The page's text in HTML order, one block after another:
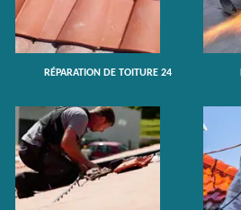
RÉPARATION DE TOITURE 24